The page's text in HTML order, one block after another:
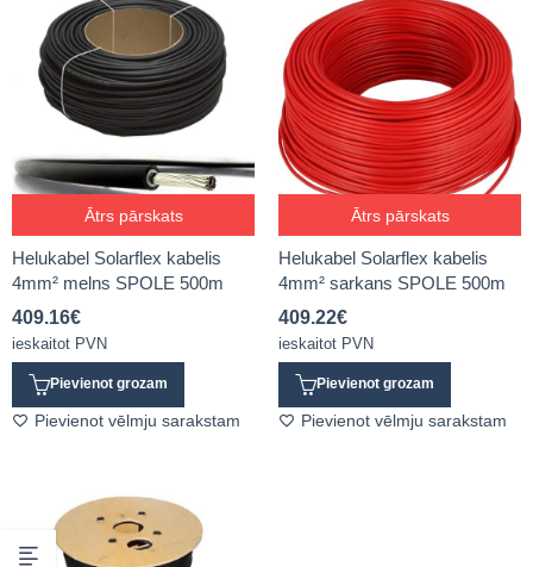
Ātrs pārskats
Helukabel Solarflex kabelis
4mm² melns SPOLE 500m
409.16€
ieskaitot PVN
Pievienot grozam
Pievienot vēlmju sarakstam
Ātrs pārskats
Helukabel Solarflex kabelis
4mm² sarkans SPOLE 500m
409.22€
ieskaitot PVN
Pievienot grozam
Pievienot vēlmju sarakstam